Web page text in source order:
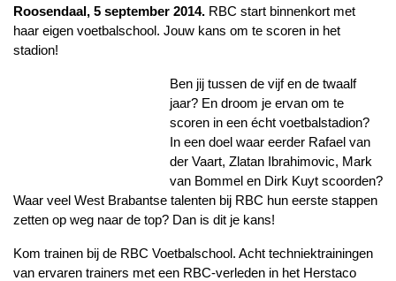
Roosendaal, 5 september 2014. RBC start binnenkort met
haar eigen voetbalschool. Jouw kans om te scoren in het
stadion!
Ben jij tussen de vijf en de twaalf
jaar? En droom je ervan om te
scoren in een écht voetbalstadion?
In een doel waar eerder Rafael van
der Vaart, Zlatan Ibrahimovic, Mark
van Bommel en Dirk Kuyt scoorden?
Waar veel West Brabantse talenten bij RBC hun eerste stappen
zetten op weg naar de top? Dan is dit je kans!
Kom trainen bij de RBC Voetbalschool. Acht techniektrainingen
van ervaren trainers met een RBC-verleden in het Herstaco